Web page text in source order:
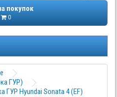
покупок
0
ГУР)
ГУР Hyundai Sonata 4 (EF)